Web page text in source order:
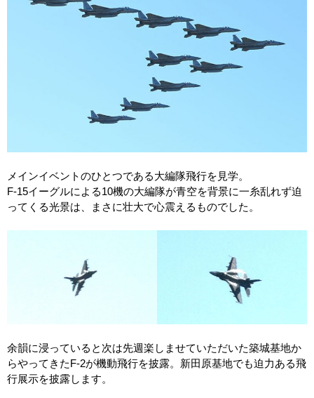
メインイベントのひとつである大編隊飛行を見学。
F-15イーグルによる10機の大編隊が青空を背景に一糸乱れず迫
ってくる光景は、まさに壮大で心震えるものでした。
余韻に浸っていると次は先週楽しませていただいた築城基地か
らやってきたF-2が機動飛行を披露。新田原基地でも迫力ある飛
行展示を披露します。